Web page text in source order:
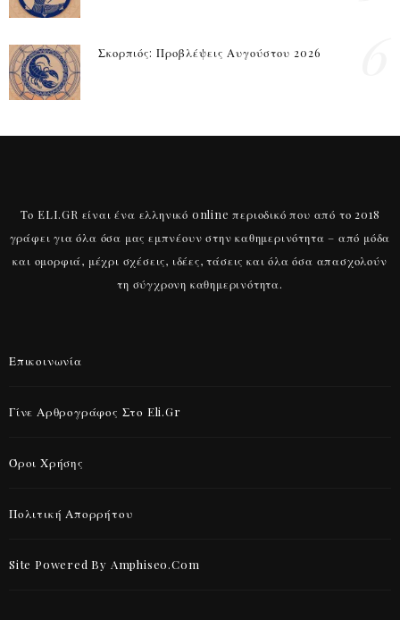
Σκορπιός: Προβλέψεις Αυγούστου 2026
Το ELI.GR είναι ένα ελληνικό online περιοδικό που από το 2018
γράφει για όλα όσα μας εμπνέουν στην καθημερινότητα – από μόδα
και ομορφιά, μέχρι σχέσεις, ιδέες, τάσεις και όλα όσα απασχολούν
τη σύγχρονη καθημερινότητα.
Επικοινωνία
Γίνε Αρθρογράφος Στο Eli.gr
Όροι Χρήσης
Πολιτική Απορρήτου
Site Powered By Amphiseo.com